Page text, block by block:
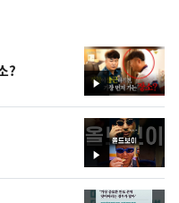
영
상
?
영
상